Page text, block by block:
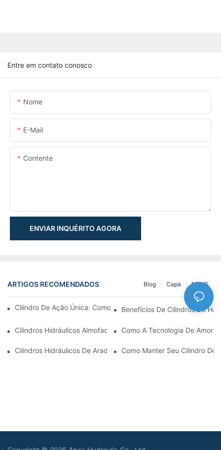
Entre em contato conosco
Nome
E-Mail
Contente
ENVIAR INQUÉRITO AGORA
ARTIGOS RECOMENDADOS NEWS
Capa
Blog
Cilindro De Ação Única: Como Funciona & Aplicações Comuns
Benefícios De Cilindros De
Cilindros Hidráulicos Almofadados: Reduzindo O Impacto &
Como A Tecnologia De
Cilindros Hidráulicos De Arado De Neve: Principais Recursos
Como Manter Seu Cilindro De